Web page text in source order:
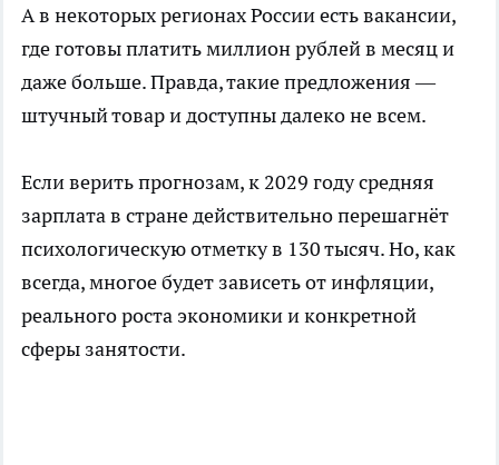
А в некоторых регионах России есть вакансии,
где готовы платить миллион рублей в месяц и
даже больше. Правда, такие предложения —
штучный товар и доступны далеко не всем.
Если верить прогнозам, к 2029 году средняя
зарплата в стране действительно перешагнёт
психологическую отметку в 130 тысяч. Но, как
всегда, многое будет зависеть от инфляции,
реального роста экономики и конкретной
сферы занятости.